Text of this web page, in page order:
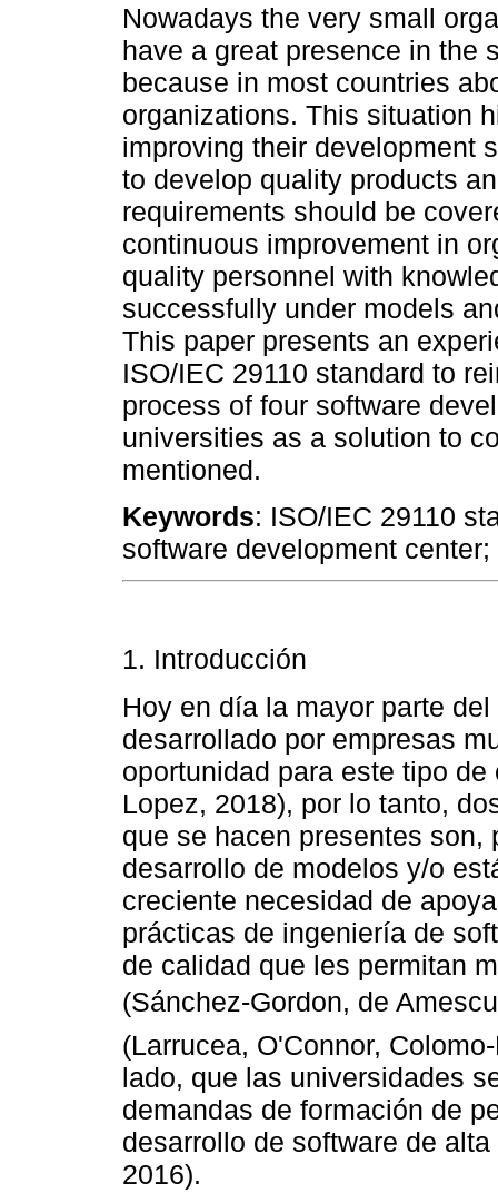
Nowadays the very small
have a great presence in the
because in most countries
organizations. This situation
improving their development
to develop quality products
requirements should be
continuous improvement in
quality personnel with
successfully under models
This paper presents an
ISO/IEC 29110 standard to
process of four software
universities as a solution to
mentioned.
Keywords: ISO/IEC 29110
software development
1. Introducción
Hoy en día la mayor parte
desarrollado por empresas
oportunidad para este tipo
Lopez, 2018), por lo tanto,
que se hacen presentes son,
desarrollo de modelos y/o
creciente necesidad de
prácticas de ingeniería de
de calidad que les permitan
(Sánchez-Gordon, de
(Larrucea, O'Connor,
lado, que las universidades
demandas de formación de
desarrollo de software de
2016).